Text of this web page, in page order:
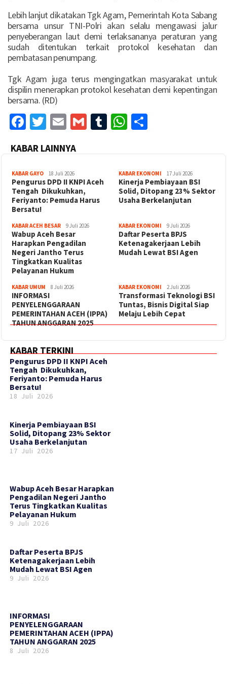
Lebih lanjut dikatakan Tgk Agam, Pemerintah Kota Sabang
bersama unsur TNI-Polri akan selalu mengawasi jalur
penyeberangan laut demi terlaksananya peraturan yang
sudah ditentukan terkait protokol kesehatan dan
pembatasan penumpang.
Tgk Agam juga terus mengingatkan masyarakat untuk
dispilin menerapkan protokol kesehatan demi kepentingan
bersama. (RD)
Facebook
Twitter
EmailGmailTumblrWhatsApp
KABAR LAINNYA
KABAR GAYO 18 Juli 2026
‎Pengurus DPD II KNPI Aceh
Tengah Dikukuhkan,
Feriyanto: Pemuda Harus
Bersatu!
KABAR EKONOMI 17 Juli 2026
Kinerja Pembiayaan BSI
Solid, Ditopang 23% Sektor
Usaha Berkelanjutan
KABAR ACEH BESAR 9 Juli 2026
Wabup Aceh Besar
Harapkan Pengadilan
Negeri Jantho Terus
Tingkatkan Kualitas
Pelayanan Hukum
KABAR EKONOMI 9 Juli 2026
Daftar Peserta BPJS
Ketenagakerjaan Lebih
Mudah Lewat BSI Agen
KABAR UMUM 8 Juli 2026
INFORMASI
PENYELENGGARAAN
PEMERINTAHAN ACEH (IPPA)
TAHUN ANGGARAN 2025
KABAR EKONOMI 2 Juli 2026
Transformasi Teknologi BSI
Tuntas, Bisnis Digital Siap
Melaju Lebih Cepat
KABAR TERKINI
‎Pengurus DPD II KNPI Aceh
Tengah Dikukuhkan,
Feriyanto: Pemuda Harus
Bersatu!
18 Juli 2026
Kinerja Pembiayaan BSI
Solid, Ditopang 23% Sektor
Usaha Berkelanjutan
17 Juli 2026
Wabup Aceh Besar Harapkan
Pengadilan Negeri Jantho
Terus Tingkatkan Kualitas
Pelayanan Hukum
9 Juli 2026
Daftar Peserta BPJS
Ketenagakerjaan Lebih
Mudah Lewat BSI Agen
9 Juli 2026
INFORMASI
PENYELENGGARAAN
PEMERINTAHAN ACEH (IPPA)
TAHUN ANGGARAN 2025
8 Juli 2026